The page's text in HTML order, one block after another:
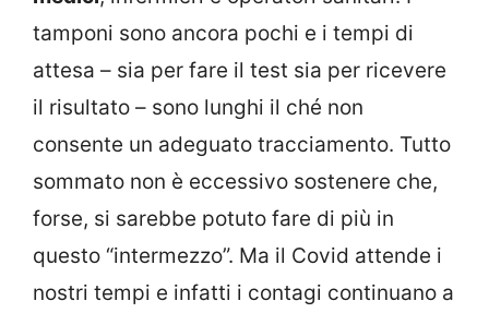
tamponi sono ancora pochi e i tempi di
attesa – sia per fare il test sia per ricevere
il risultato – sono lunghi il ché non
consente un adeguato tracciamento. Tutto
sommato non è eccessivo sostenere che,
forse, si sarebbe potuto fare di più in
questo “intermezzo”. Ma il Covid attende i
nostri tempi e infatti i contagi continuano a